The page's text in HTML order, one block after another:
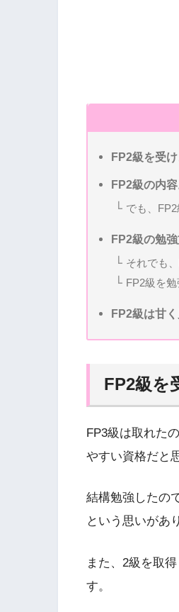
FP2級を受
FP2級の内
でも、
FP2級の勉
それでも
FP2級を
FP2級は甘
FP2級を
FP3級は取れた
やすい資格だと
結構勉強したの
という思いがあ
また、2級を取
す。